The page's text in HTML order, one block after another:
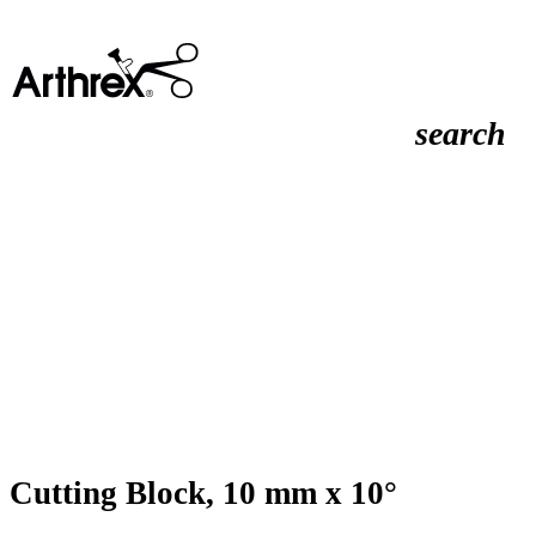
search
Cutting Block, 10 mm x 10°